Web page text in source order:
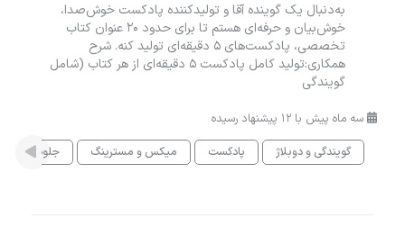
به‌دنبال یک گوینده آقا و تولیدکننده پادکست خوش‌صدا،
خوش‌بیان و حرفه‌ای هستم تا برای حدود ۲۰ عنوان کتاب
تخصصی، پادکست‌های ۵ دقیقه‌ای تولید کنه. شرح
همکاری:تولید کامل پادکست ۵ دقیقه‌ای از هر کتاب (شامل
گویندگی
سه ماه پیش با 12 پیشنهاد رسیده
گویندگی و دوبلاژ
پادکست میکس و مسترینگ جلوه های